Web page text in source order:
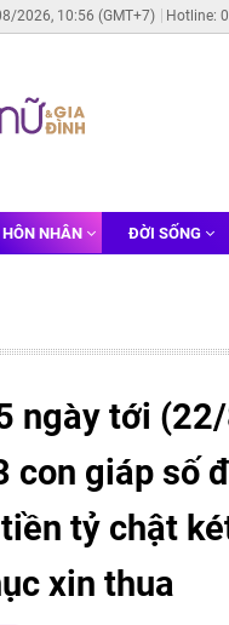
2026, 10:56 (GMT+7) Hotline:
HÔN NHÂN ĐỜI SỐNG
ngày tới
con giáp số
tỷ chật
xin thua